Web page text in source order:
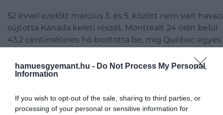
hamuesgyemant.hu - Do Not Process My Personal
Information
If you wish to opt-out of the sale, sharing to third parties, or
processing of your personal or sensitive information for
52 évvel ezelőtt március 3. és 5. között nem várt
sújtotta Kanada keleti részét. Montrealt 24 órán belül
43,2 centiméteres hó borította be, míg Québec egyes
csak a rengeteg csapadék kényszerítette térdre
a kanadai városokat, a vihar ugyanis erős szelet
semmit nem lehetett látni az utcán. Sokan rekedtek
utakon, a kocsmákban és az irodákban. A fagyos